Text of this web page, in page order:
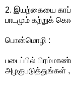
2. இயற்கையை
பாடமும் கற்றுக்
பொன்மொழி :
படைப்பில்
அழகுபடுத்துங்கள்